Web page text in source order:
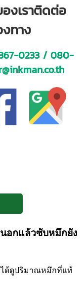
งเราติดต่อ
ทาง
0233/ 080-
อกแล้วซับหมึกยัง
ได้ดูปริมาณหมึกที่แท้